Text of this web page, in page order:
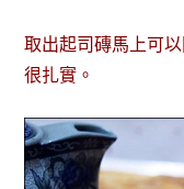
取出起司磚馬上可
很扎實。